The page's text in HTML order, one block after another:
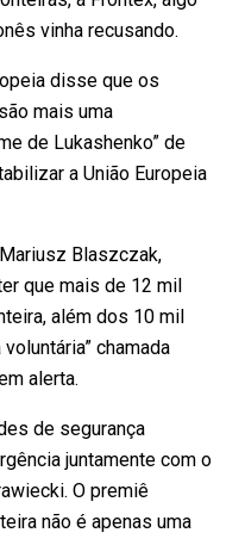
vinha recusando.
disse que os
mais uma
de Lukashenko” de
a União Europeia
Blaszczak,
que mais de 12 mil
além dos 10 mil
chamada
alerta.
de segurança
juntamente com o
O premiê
não é apenas uma